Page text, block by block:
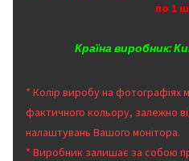
по 1
Країна виробник:
* Колір виробу на фотографіях
фактичного кольору, залежно
налаштувань Вашого монітора.
* Виробник залишає за собою